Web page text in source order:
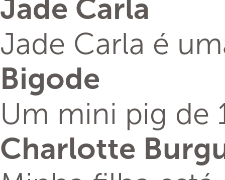
Jade Carla
Jade Carla é
Bigode
Um mini pig de
Charlotte